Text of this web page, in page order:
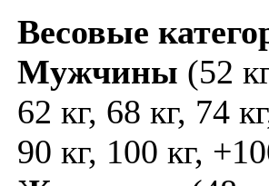
Весовые
Мужчины (52
62 кг, 68 кг, 74
90 кг, 100 кг,